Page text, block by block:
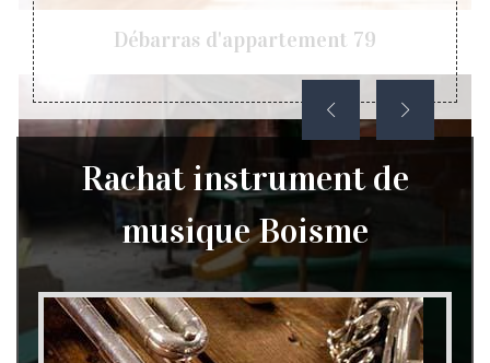
Débarras d'appartement 79
Rachat instrument de
musique Boisme